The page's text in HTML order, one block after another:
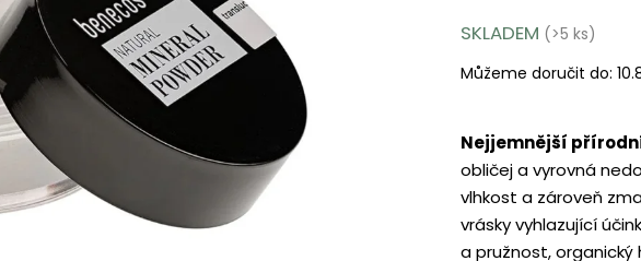
Nejjemnější
obličej a vyrovná
vlhkost a zároveň
vrásky vyhlazující
a pružnost, organický
SKLADEM (>5 ks)
Můžeme doručit do: